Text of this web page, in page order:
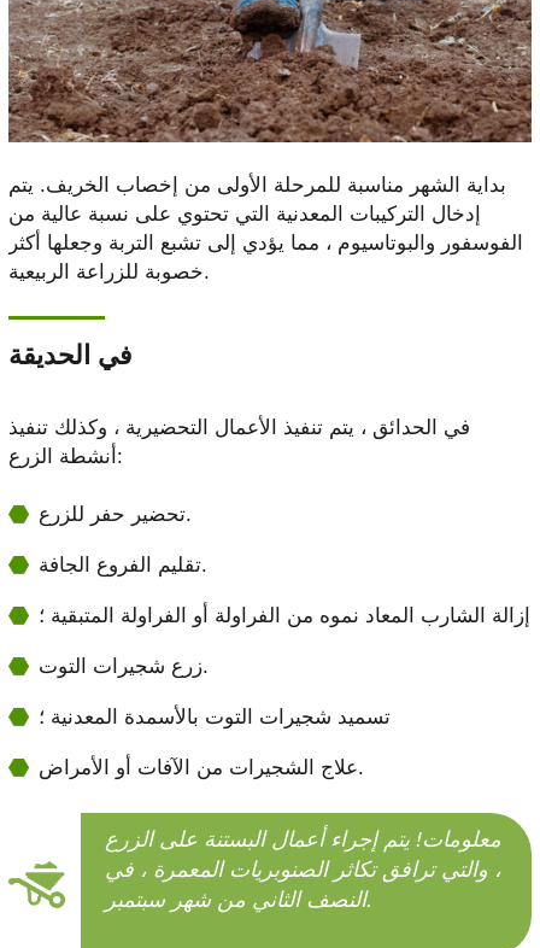
بداية الشهر مناسبة للمرحلة الأولى من إخصاب الخريف. يتم
إدخال التركيبات المعدنية التي تحتوي على نسبة عالية من
الفوسفور والبوتاسيوم ، مما يؤدي إلى تشبع التربة وجعلها أكثر
خصوبة للزراعة الربيعية.
في الحديقة
في الحدائق ، يتم تنفيذ الأعمال التحضيرية ، وكذلك تنفيذ
أنشطة الزرع:
تحضير حفر للزرع.
تقليم الفروع الجافة.
إزالة الشارب المعاد نموه من الفراولة أو الفراولة المتبقية ؛
زرع شجيرات التوت.
تسميد شجيرات التوت بالأسمدة المعدنية ؛
علاج الشجيرات من الآفات أو الأمراض.
معلومات! يتم إجراء أعمال البستنة على الزرع
، والتي ترافق تكاثر الصنوبريات المعمرة ، في
النصف الثاني من شهر سبتمبر.